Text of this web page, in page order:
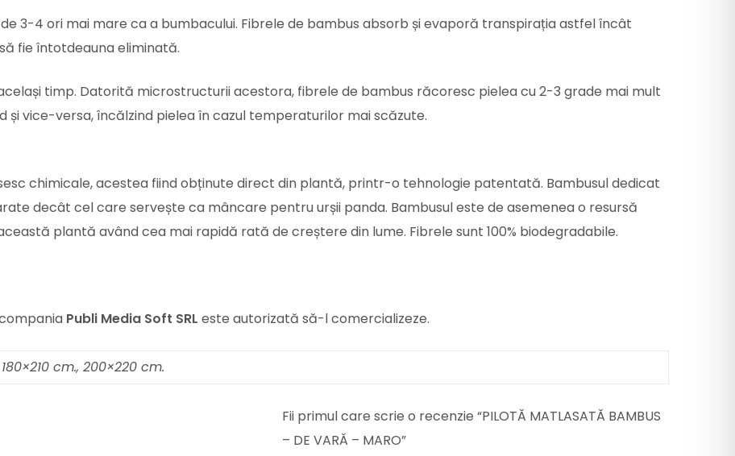
3-4 ori mai mare ca a bumbacului. Fibrele de bambus absorb și evaporă transpirația astfel încât
fie întotdeauna eliminată.
timp. Datorită microstructurii acestora, fibrele de bambus răcoresc pielea cu 2-3 grade mai mult
vice-versa, încălzind pielea în cazul temperaturilor mai scăzute.
chimicale, acestea fiind obținute direct din plantă, printr-o tehnologie patentată. Bambusul dedicat
decât cel care servește ca mâncare pentru urșii panda. Bambusul este de asemenea o resursă
plantă având cea mai rapidă rată de creștere din lume. Fibrele sunt 100% biodegradabile.
Publi Media Soft SRL este autorizată să-l comercializeze.
cm., 200×220 cm.
Fii primul care scrie o recenzie “PILOTĂ MATLASATĂ BAMBUS
– DE VARĂ – MARO”